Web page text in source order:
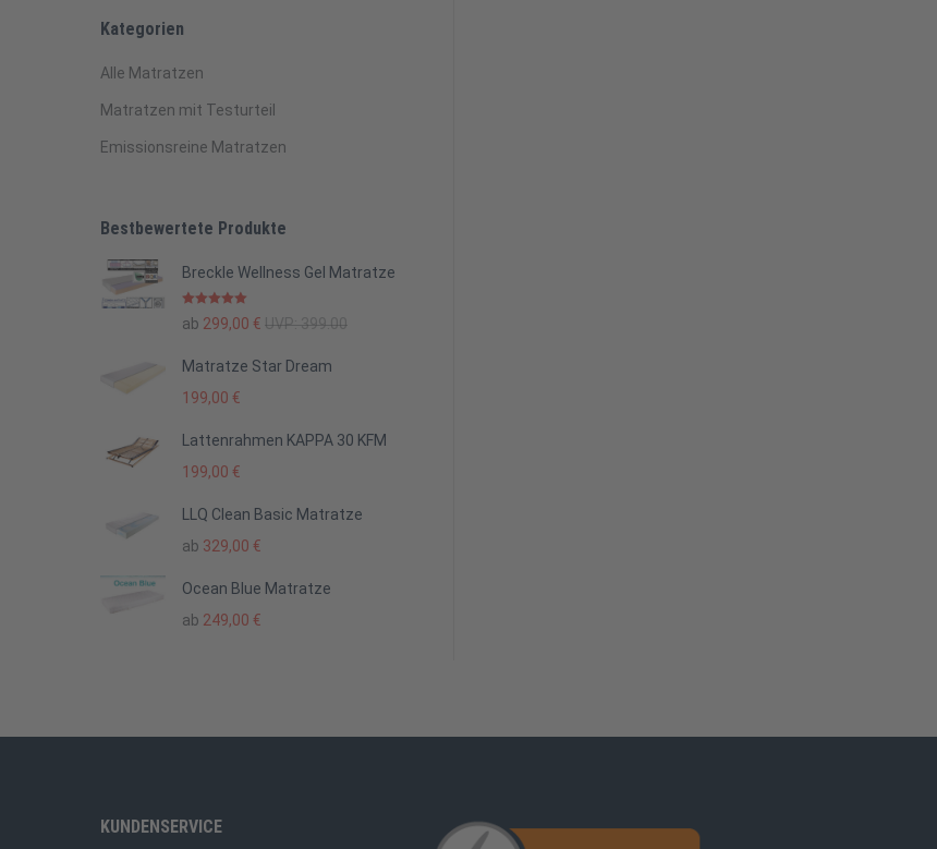
Kategorien
Alle Matratzen
Matratzen mit Testurteil
Emissionsreine Matratzen
Bestbewertete Produkte
Breckle Wellness Gel Matratze
Bewertet mit
5.00von 5
ab 299,00 € UVP: 399.00
Matratze Star Dream
199,00 €
Lattenrahmen KAPPA 30 KFM
199,00 €
LLQ Clean Basic Matratze
ab 329,00 €
Ocean Blue Matratze
ab 249,00 €
KUNDENSERVICE